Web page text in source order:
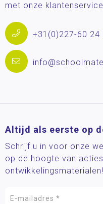
met onze
+31(0)227-60 24
Altijd als eerste op
Schrijf u in voor onze
op de hoogte van
ontwikkelingsmaterialen!